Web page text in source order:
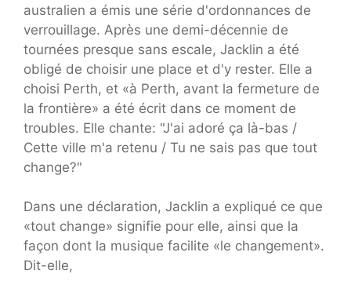
australien a émis une série d'ordonnances de
verrouillage. Après une demi-décennie de
tournées presque sans escale, Jacklin a été
obligé de choisir une place et d'y rester. Elle a
choisi Perth, et «à Perth, avant la fermeture de
la frontière» a été écrit dans ce moment de
troubles. Elle chante: "J'ai adoré ça là-bas /
Cette ville m'a retenu / Tu ne sais pas que tout
change?"
Dans une déclaration, Jacklin a expliqué ce que
«tout change» signifie pour elle, ainsi que la
façon dont la musique facilite «le changement».
Dit-elle,